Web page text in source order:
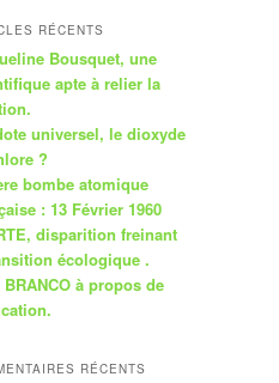
RÉCENTS
Bousquet, une
apte à relier la
universel, le dioxyde
?
bombe atomique
: 13 Février 1960
disparition freinant
écologique .
à propos de
RÉCENTS